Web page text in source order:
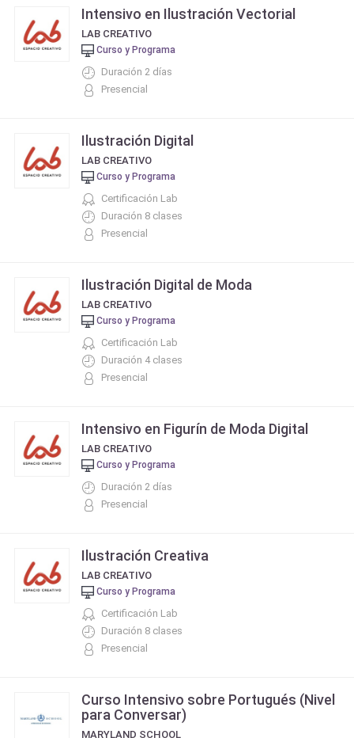
Intensivo en Ilustración Vectorial
LAB CREATIVO
Curso y Programa
Duración 2 días
Presencial
Ilustración Digital
LAB CREATIVO
Curso y Programa
Certificación Lab
Duración 8 clases
Presencial
Ilustración Digital de Moda
LAB CREATIVO
Curso y Programa
Certificación Lab
Duración 4 clases
Presencial
Intensivo en Figurín de Moda Digital
LAB CREATIVO
Curso y Programa
Duración 2 días
Presencial
Ilustración Creativa
LAB CREATIVO
Curso y Programa
Certificación Lab
Duración 8 clases
Presencial
Curso Intensivo sobre Portugués (Nivel
para Conversar)
MARYLAND SCHOOL